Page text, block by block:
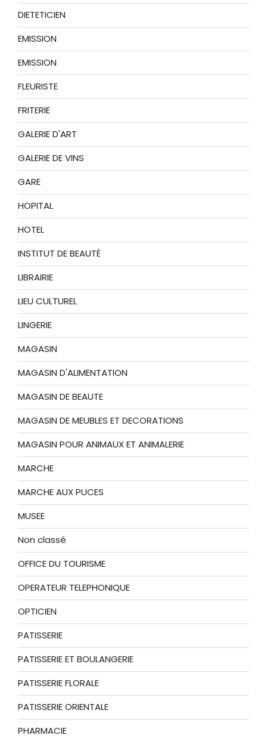
DIETETICIEN
EMISSION
EMISSION
FLEURISTE
FRITERIE
GALERIE D'ART
GALERIE DE VINS
GARE
HOPITAL
HOTEL
INSTITUT DE BEAUTÉ
LIBRAIRIE
LIEU CULTUREL
LINGERIE
MAGASIN
MAGASIN D'ALIMENTATION
MAGASIN DE BEAUTE
MAGASIN DE MEUBLES ET DECORATIONS
MAGASIN POUR ANIMAUX ET ANIMALERIE
MARCHE
MARCHE AUX PUCES
MUSEE
Non classé
OFFICE DU TOURISME
OPERATEUR TELEPHONIQUE
OPTICIEN
PATISSERIE
PATISSERIE ET BOULANGERIE
PATISSERIE FLORALE
PATISSERIE ORIENTALE
PHARMACIE